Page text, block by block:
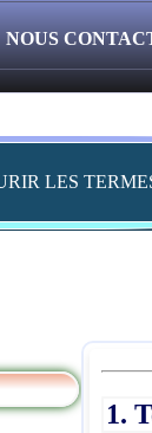
NOUS
LES
1.